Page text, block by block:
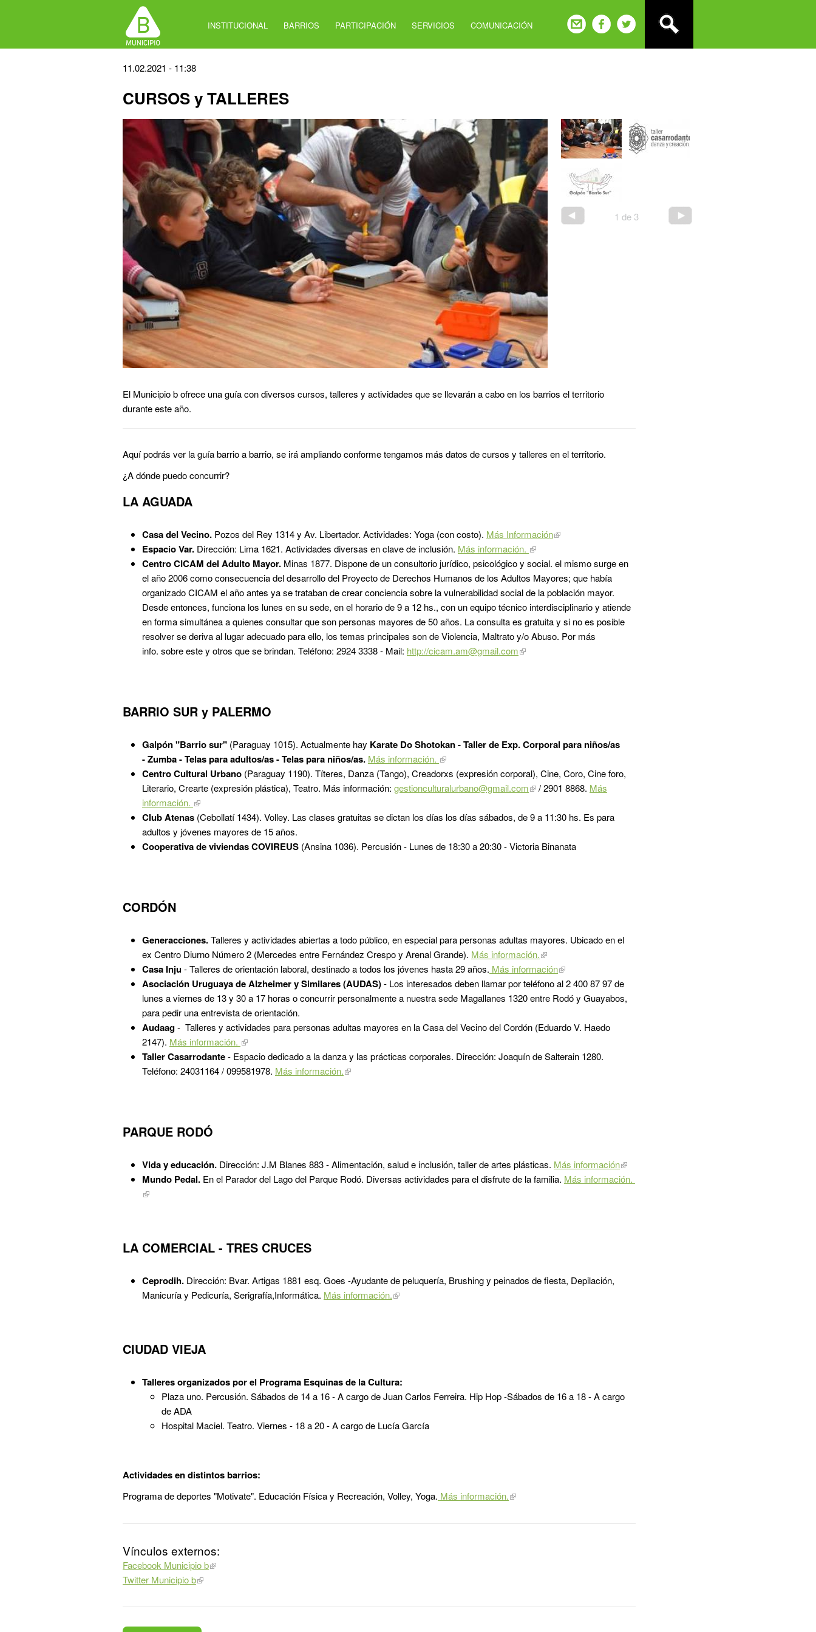
INSTITUCIONAL BARRIOS PARTICIPACIÓN SERVICIOS COMUNICACIÓN
Back
top
11.02.2021 - 11:38
CURSOS y TALLERES
2 de 3
El Municipio b ofrece una guía con diversos cursos, talleres y actividades que se llevarán a cabo en los barrios el territorio
durante este año.
Aquí podrás ver la guía barrio a barrio, se irá ampliando conforme tengamos más datos de cursos y talleres en el territorio.
¿A dónde puedo concurrir?
LA AGUADA
Casa del Vecino. Pozos del Rey 1314 y Av. Libertador. Actividades: Yoga (con costo). Más Información
Espacio Var. Dirección: Lima 1621. Actividades diversas en clave de inclusión. Más información.
Centro CICAM del Adulto Mayor. Minas 1877. Dispone de un consultorio jurídico, psicológico y social. el mismo surge en
el año 2006 como consecuencia del desarrollo del Proyecto de Derechos Humanos de los Adultos Mayores; que había
organizado CICAM el año antes ya se trataban de crear conciencia sobre la vulnerabilidad social de la población mayor.
Desde entonces, funciona los lunes en su sede, en el horario de 9 a 12 hs., con un equipo técnico interdisciplinario y atiende
en forma simultánea a quienes consultar que son personas mayores de 50 años. La consulta es gratuita y si no es posible
resolver se deriva al lugar adecuado para ello, los temas principales son de Violencia, Maltrato y/o Abuso. Por más
info. sobre este y otros que se brindan. Teléfono: 2924 3338 - Mail: http://cicam.am@gmail.com
BARRIO SUR y PALERMO
Galpón "Barrio sur" (Paraguay 1015). Actualmente hay Karate Do Shotokan -Taller de Exp. Corporal para niños/as
- Zumba -Telas para adultos/as -Telas para niños/as. Más información.
Centro Cultural Urbano (Paraguay 1190). Títeres, Danza (Tango), Creadorxs (expresión corporal), Cine, Coro, Cine foro,
Literario, Crearte (expresión plástica), Teatro. Más información: gestionculturalurbano@gmail.com / 2901 8868. Más
información.
Club Atenas (Cebollatí 1434). Volley. Las clases gratuitas se dictan los días los días sábados, de 9 a 11:30 hs. Es para
adultos y jóvenes mayores de 15 años.
Cooperativa de viviendas COVIREUS (Ansina 1036). Percusión - Lunes de 18:30 a 20:30 - Victoria Binanata
CORDÓN
Generacciones.Talleres y actividades abiertas a todo público, en especial para personas adultas mayores. Ubicado en el
ex Centro Diurno Número 2 (Mercedes entre Fernández Crespo y Arenal Grande). Más información.
Casa Inju- Talleres de orientación laboral, destinado a todos los jóvenes hasta 29 años. Más información
Asociación Uruguaya de Alzheimer y Similares (AUDAS)- Los interesados deben llamar por teléfono al 2 400 87 97 de
lunes a viernes de 13 y 30 a 17 horas o concurrir personalmente a nuestra sede Magallanes 1320 entre Rodó y Guayabos,
para pedir una entrevista de orientación.
Audaag- Talleres y actividades para personas adultas mayores en la Casa del Vecino del Cordón (Eduardo V. Haedo
2147). Más información.
Taller Casarrodante- Espacio dedicado a la danza y las prácticas corporales. Dirección: Joaquín de Salterain 1280.
Teléfono: 24031164 / 099581978. Más información.
PARQUE RODÓ
​Vida y educación. Dirección: J.M Blanes 883 - Alimentación, salud e inclusión, taller de artes plásticas. Más información
Mundo Pedal. En el Parador del Lago del Parque Rodó. Diversas actividades para el disfrute de la familia. Más información.
LA COMERCIAL - TRES CRUCES
Ceprodih. Dirección: Bvar. Artigas 1881 esq. Goes -Ayudante de peluquería, Brushing y peinados de fiesta, Depilación,
Manicuría y Pedicuría, Serigrafía,Informática. Más información.
CIUDAD VIEJA
Talleres organizados por el Programa Esquinas de la Cultura:
Plaza uno. Percusión. Sábados de 14 a 16 - A cargo de Juan Carlos Ferreira. Hip Hop -Sábados de 16 a 18 - A cargo
de ADA
Hospital Maciel. Teatro. Viernes - 18 a 20 - A cargo de Lucía García
Actividades en distintos barrios:
Programa de deportes "Motivate". Educación Física y Recreación, Volley, Yoga. Más información.
Vínculos externos:
Facebook Municipio b
Twitter Municipio b